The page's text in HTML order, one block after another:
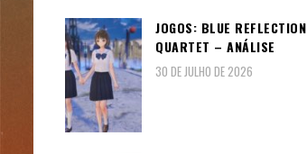
JOGOS: BLUE REFLECTION
QUARTET – ANÁLISE
30 DE JULHO DE 2026